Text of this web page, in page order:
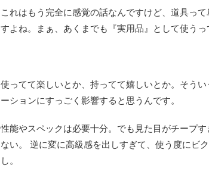
これはもう完全に感覚の話なんですけど、道具っ
すよね。まぁ、あくまでも『実用品』として使うっ
使ってて楽しいとか、持ってて嬉しいとか。そう
ーションにすっごく影響すると思うんです。
性能やスペックは必要十分。でも見た目がチープ
ない。 逆に変に高級感を出しすぎて、使う度にビ
し。